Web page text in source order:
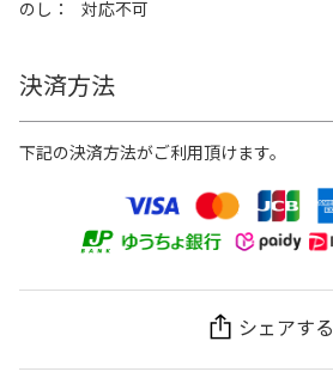
のし
対応不可
決済方法
下記の決済方法がご利用頂けます。
シェアする